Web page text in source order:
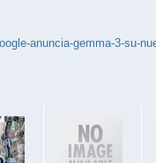
anuncia-gemma-3-su-